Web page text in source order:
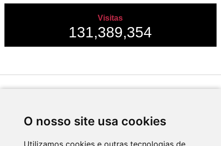
O nosso site usa cookies
Utilizamos cookies e outras tecnologias de
Visitas
131,389,354